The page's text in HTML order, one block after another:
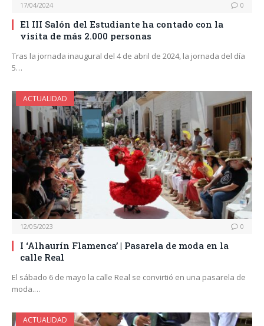
17/04/2024 0
El III Salón del Estudiante ha contado con la
visita de más 2.000 personas
Tras la jornada inaugural del 4 de abril de 2024, la jornada del día
5…
ACTUALIDAD
12/05/2023 0
I ‘Alhaurín Flamenca’ | Pasarela de moda en la
calle Real
El sábado 6 de mayo la calle Real se convirtió en una pasarela de
moda.…
ACTUALIDAD